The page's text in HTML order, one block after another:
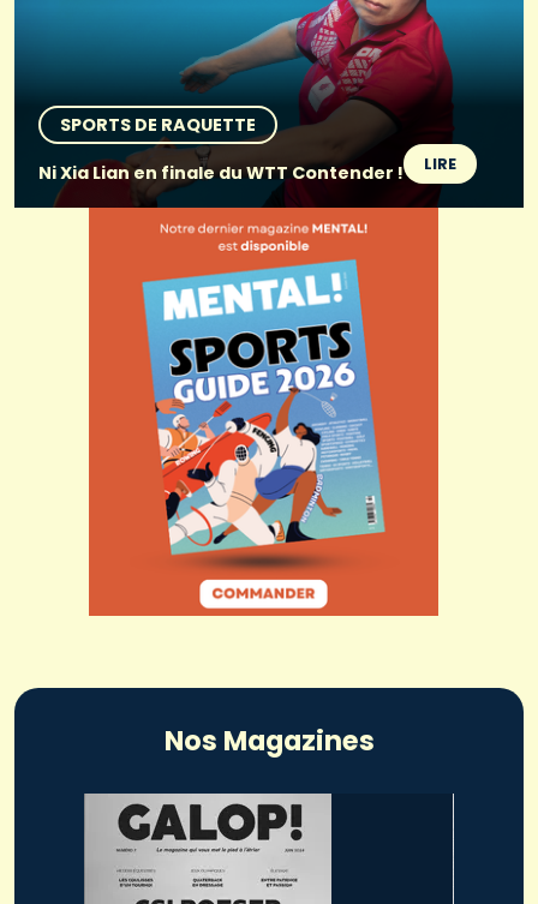
SPORTS DE RAQUETTE
Ni Xia Lian en finale du WTT Contender !
LIRE
Nos Magazines